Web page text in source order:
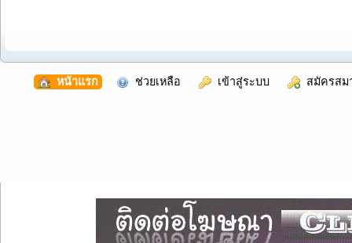
หน้าแรก ช่วยเหลือ เข้าสู่ระบบ สมัครสม